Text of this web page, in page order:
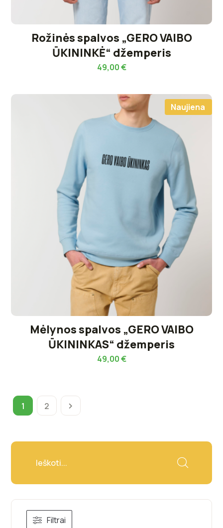
Rožinės spalvos „GERO VAIBO
ŪKININKĖ“ džemperis
49,00€
Naujiena
Mėlynos spalvos „GERO VAIBO
ŪKININKAS“ džemperis
49,00€
1 2
Filtrai